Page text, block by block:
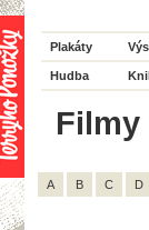
Plakáty
Hudba
Filmy
A B C D